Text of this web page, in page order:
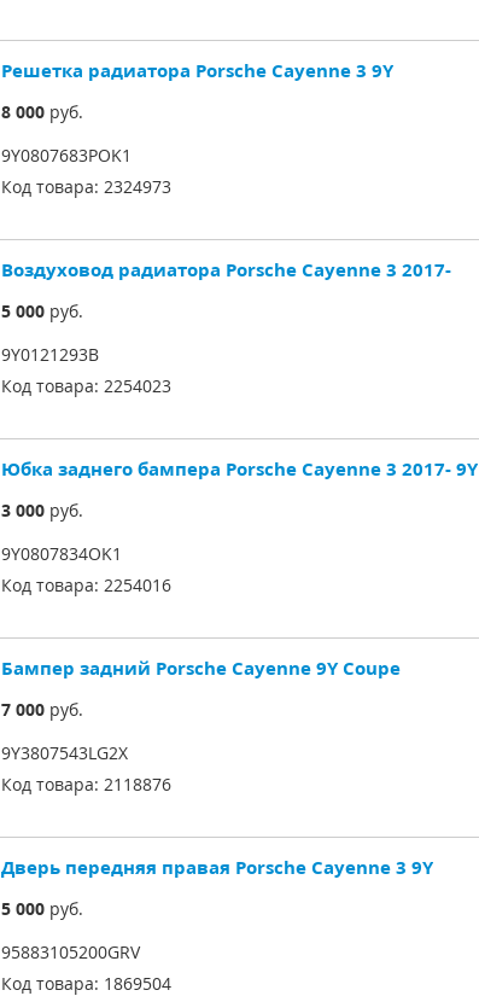
Решетка радиатора Porsche Cayenne 3 9Y
8 000руб.
9Y0807683POK1
Код товара: 2324973
Воздуховод радиатора Porsche Cayenne 3 2017-
5 000руб.
9Y0121293B
Код товара: 2254023
Юбка заднего бампера Porsche Cayenne 3 2017- 9Y
3 000руб.
9Y0807834OK1
Код товара: 2254016
Бампер задний Porsche Cayenne 9Y Coupe
7 000руб.
9Y3807543LG2X
Код товара: 2118876
Дверь передняя правая Porsche Cayenne 3 9Y
5 000руб.
95883105200GRV
Код товара: 1869504